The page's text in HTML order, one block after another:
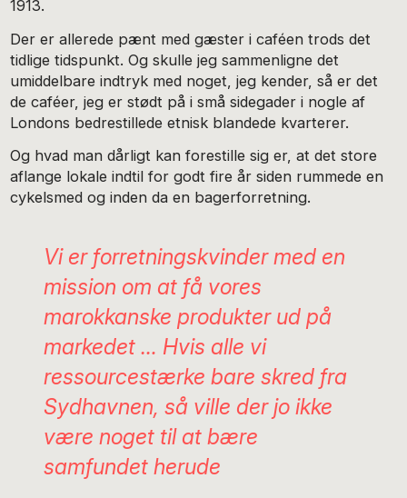
1913.
Der er allerede pænt med gæster i caféen trods det
tidlige tidspunkt. Og skulle jeg sammenligne det
umiddelbare indtryk med noget, jeg kender, så er det
de caféer, jeg er stødt på i små sidegader i nogle af
Londons bedrestillede etnisk blandede kvarterer.
Og hvad man dårligt kan forestille sig er, at det store
aflange lokale indtil for godt fire år siden rummede en
cykelsmed og inden da en bagerforretning.
Vi er forretningskvinder med en
mission om at få vores
marokkanske produkter ud på
markedet … Hvis alle vi
ressourcestærke bare skred fra
Sydhavnen, så ville der jo ikke
være noget til at bære
samfundet herude